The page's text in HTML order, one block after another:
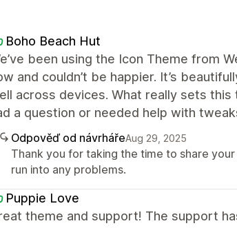
Boho Beach Hut
been using the Icon Theme from
and couldn’t be happier. It’s
across devices. What really sets
a question or needed help with
Odpověď od návrhářeAug 29, 2025
Thank you for taking the time to share
run into any problems.
Puppie Love
theme and support! The support